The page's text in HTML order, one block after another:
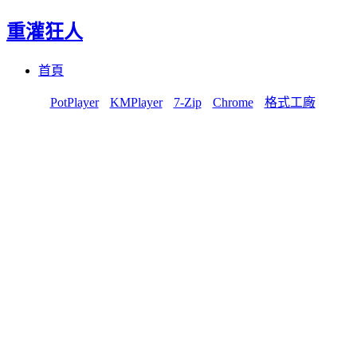
重灌狂人
首頁
PotPlayer KMPlayer 7-Zip Chrome 格式工廠